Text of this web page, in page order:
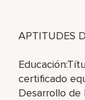
APTITUDES
certificado
Desarrollo de